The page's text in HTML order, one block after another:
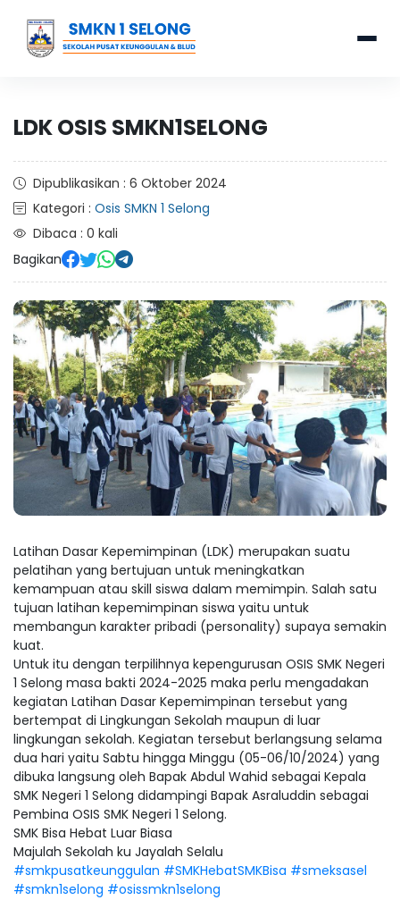
LDK OSIS SMKN1SELONG
Dipublikasikan : 6 Oktober 2024
Kategori : Osis SMKN 1 Selong
Dibaca : 0 kali
Bagikan
Latihan Dasar Kepemimpinan (LDK) merupakan suatu
pelatihan yang bertujuan untuk meningkatkan
kemampuan atau skill siswa dalam memimpin. Salah satu
tujuan latihan kepemimpinan siswa yaitu untuk
membangun karakter pribadi (personality) supaya semakin
kuat.
Untuk itu dengan terpilihnya kepengurusan OSIS SMK Negeri
1 Selong masa bakti 2024-2025 maka perlu mengadakan
kegiatan Latihan Dasar Kepemimpinan tersebut yang
bertempat di Lingkungan Sekolah maupun di luar
lingkungan sekolah. Kegiatan tersebut berlangsung selama
dua hari yaitu Sabtu hingga Minggu (05-06/10/2024) yang
dibuka langsung oleh Bapak Abdul Wahid sebagai Kepala
SMK Negeri 1 Selong didampingi Bapak Asraluddin sebagai
Pembina OSIS SMK Negeri 1 Selong.
SMK Bisa Hebat Luar Biasa
Majulah Sekolah ku Jayalah Selalu
#smkpusatkeunggulan #SMKHebatSMKBisa #smeksasel
#smkn1selong #osissmkn1selong